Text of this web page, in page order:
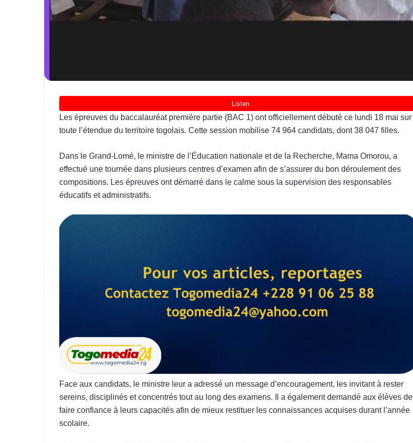
Les épreuves du baccalauréat première partie (BAC 1) ont officiellement débuté ce lundi 18 mai sur
toute l’étendue du territoire togolais. Cette session mobilise 74 964 candidats, dont 38 047 filles.
Dans le Grand-Lomé, le ministre de l’Éducation nationale et de la Recherche, Mama Omorou, a
effectué une tournée dans plusieurs centres d’examen afin de s’assurer du bon déroulement des
compositions. Les épreuves ont démarré dans le calme sous la supervision des responsables
éducatifs et administratifs.
Face aux candidats, le ministre leur a adressé un message d’encouragement, les invitant à rester
sereins, disciplinés et concentrés tout au long des examens. Il a également demandé aux élèves de
faire confiance à leurs capacités afin de mieux restituer les connaissances acquises durant l’année
scolaire.